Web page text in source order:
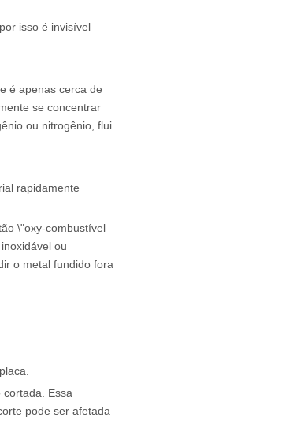
isso é invisível
é apenas cerca de
se concentrar
ou nitrogênio, flui
rapidamente
\"oxy-combustível
ou
o metal fundido fora
Essa
pode ser afetada